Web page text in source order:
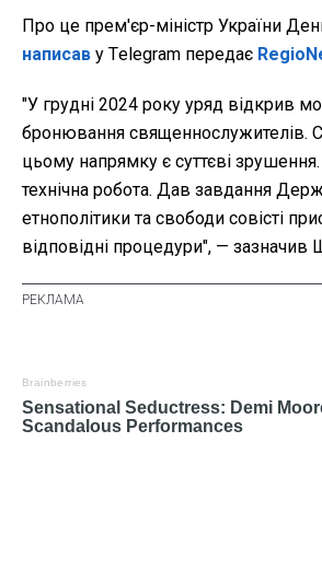
Про це прем'єр-міністр України
написав у Тelegram передає
"У грудні 2024 року уряд відкрив
бронювання священнослужителів.
цьому напрямку є суттєві
технічна робота. Дав завдання
етнополітики та свободи совісті
відповідні процедури", — зазначив